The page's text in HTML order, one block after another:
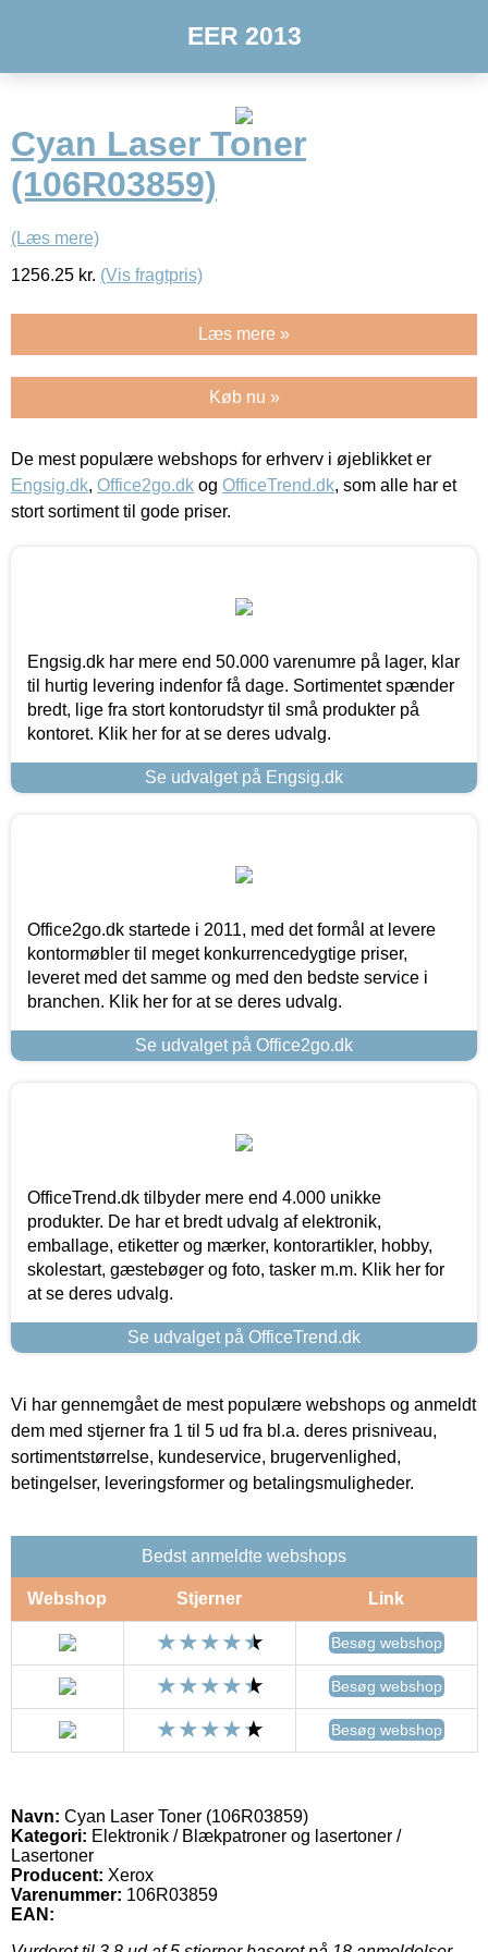
EER 2013
Cyan Laser Toner
(106R03859)
(Læs mere)
1256.25 kr. (Vis fragtpris)
Læs mere »
Køb nu »
De mest populære webshops for erhverv i øjeblikket er
Engsig.dk, Office2go.dk og OfficeTrend.dk, som alle har et
stort sortiment til gode priser.
Engsig.dk har mere end 50.000 varenumre på lager, klar
til hurtig levering indenfor få dage. Sortimentet spænder
bredt, lige fra stort kontorudstyr til små produkter på
kontoret. Klik her for at se deres udvalg.
Se udvalget på Engsig.dk
Office2go.dk startede i 2011, med det formål at levere
kontormøbler til meget konkurrencedygtige priser,
leveret med det samme og med den bedste service i
branchen. Klik her for at se deres udvalg.
Se udvalget på Office2go.dk
OfficeTrend.dk tilbyder mere end 4.000 unikke
produkter. De har et bredt udvalg af elektronik,
emballage, etiketter og mærker, kontorartikler, hobby,
skolestart, gæstebøger og foto, tasker m.m. Klik her for
at se deres udvalg.
Se udvalget på OfficeTrend.dk
Vi har gennemgået de mest populære webshops og anmeldt
dem med stjerner fra 1 til 5 ud fra bl.a. deres prisniveau,
sortimentstørrelse, kundeservice, brugervenlighed,
betingelser, leveringsformer og betalingsmuligheder.
Bedst anmeldte webshops
Webshop Stjerner Link
Besøg webshop
Besøg webshop
Besøg webshop
Navn: Cyan Laser Toner (106R03859)
Kategori: Elektronik / Blækpatroner og lasertoner /
Lasertoner
Producent: Xerox
Varenummer: 106R03859
EAN: